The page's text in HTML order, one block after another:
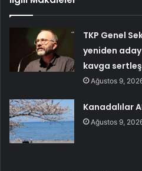
TKP Genel
yeniden
kavga
Ağustos 9,
Kanadalılar
Ağustos 9,